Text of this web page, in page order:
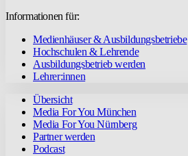
Informationen für:
Medienhäuser & Ausbildungsbetriebe
Hochschulen & Lehrende
Ausbildungsbetrieb werden
Lehrer:innen
Übersicht
Media For You München
Media For You Nürnberg
Partner werden
Podcast